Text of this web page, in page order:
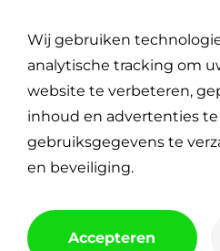
Wij gebruiken
analytische tracking om
website te verbeteren,
inhoud en advertenties
gebruiksgegevens te
en beveiliging.
Accepteren